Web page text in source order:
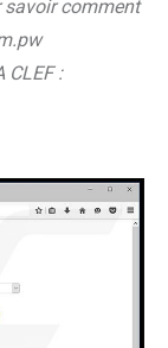
savoir comment
CLEF :